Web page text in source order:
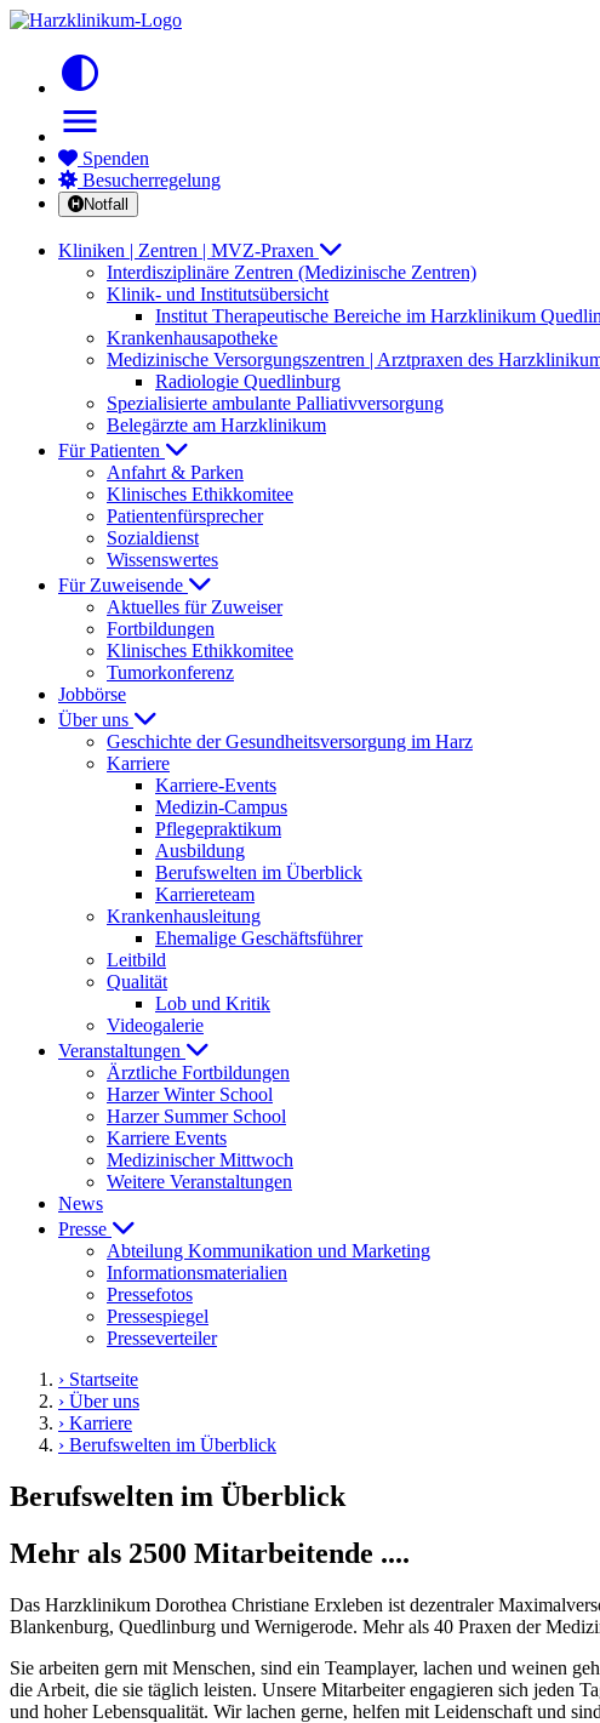
contrast
menu
Spenden
Besucherregelung
Notfall
Kliniken | Zentren | MVZ-Praxen
Interdisziplinäre Zentren (Medizinische Zentren)
Klinik- und Institutsübersicht
Institut Therapeutische Bereiche im Harzklinikum
Krankenhausapotheke
Medizinische Versorgungszentren | Arztpraxen des
Radiologie Quedlinburg
Spezialisierte ambulante Palliativversorgung
Belegärzte am Harzklinikum
Für Patienten
Anfahrt & Parken
Klinisches Ethikkomitee
Patientenfürsprecher
Sozialdienst
Wissenswertes
Für Zuweisende
Aktuelles für Zuweiser
Fortbildungen
Klinisches Ethikkomitee
Tumorkonferenz
Jobbörse
Über uns
Geschichte der Gesundheitsversorgung im Harz
Karriere
Karriere-Events
Medizin-Campus
Pflegepraktikum
Ausbildung
Berufswelten im Überblick
Karriereteam
Krankenhausleitung
Ehemalige Geschäftsführer
Leitbild
Qualität
Lob und Kritik
Videogalerie
Veranstaltungen
Ärztliche Fortbildungen
Harzer Winter School
Harzer Summer School
Karriere Events
Medizinischer Mittwoch
Weitere Veranstaltungen
News
Presse
Abteilung Kommunikation und Marketing
Informationsmaterialien
Pressefotos
Pressespiegel
Presseverteiler
› Startseite
› Über uns
› Karriere
› Berufswelten im Überblick
Berufswelten im Überblick
Mehr als 2500 Mitarbeitende ....
Das Harzklinikum Dorothea Christiane Erxleben ist dezentraler
Blankenburg, Quedlinburg und Wernigerode. Mehr als 40 Praxen der
Sie arbeiten gern mit Menschen, sind ein Teamplayer, lachen und weinen
die Arbeit, die sie täglich leisten. Unsere Mitarbeiter engagieren sich jeden
und hoher Lebensqualität. Wir lachen gerne, helfen mit Leidenschaft und